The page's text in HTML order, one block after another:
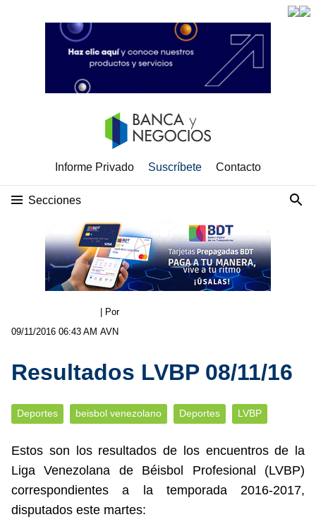
Informe Privado Suscríbete Contacto
Secciones
09/11/2016 06:43 AM
| Por
AVN
Resultados LVBP 08/11/16
Deportes beisbol venezolano Deportes LVBP
Estos son los resultados de los encuentros de la
Liga Venezolana de Béisbol Profesional (LVBP)
correspondientes a la temporada 2016-2017,
disputados este martes: